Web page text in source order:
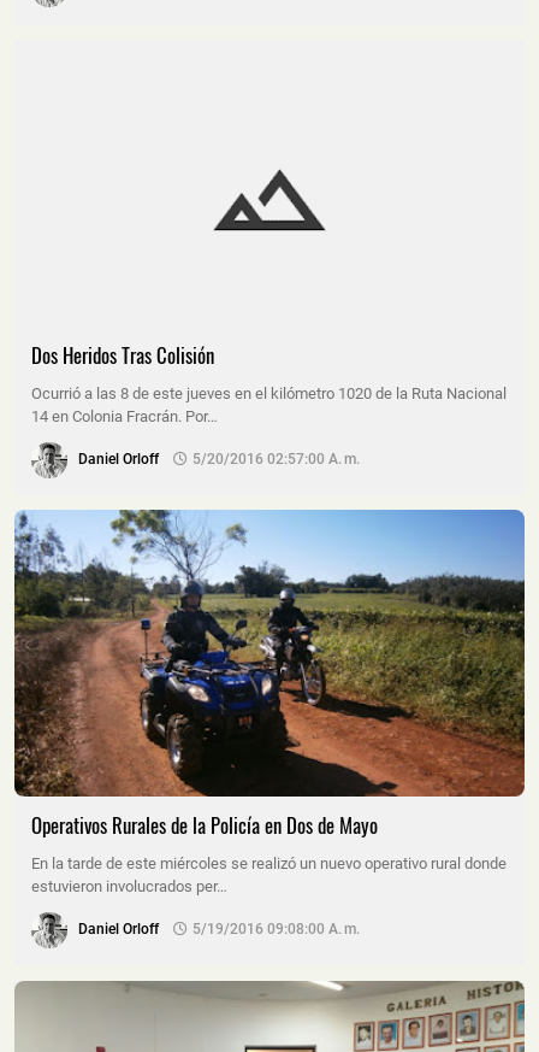
Dos Heridos Tras Colisión
Ocurrió a las 8 de este jueves en el kilómetro 1020 de la Ruta Nacional
14 en Colonia Fracrán. Por…
Daniel Orloff 5/20/2016 02:57:00 A. M.
Operativos Rurales de la Policía en Dos de Mayo
En la tarde de este miércoles se realizó un nuevo operativo rural donde
estuvieron involucrados per…
Daniel Orloff 5/19/2016 09:08:00 A. M.